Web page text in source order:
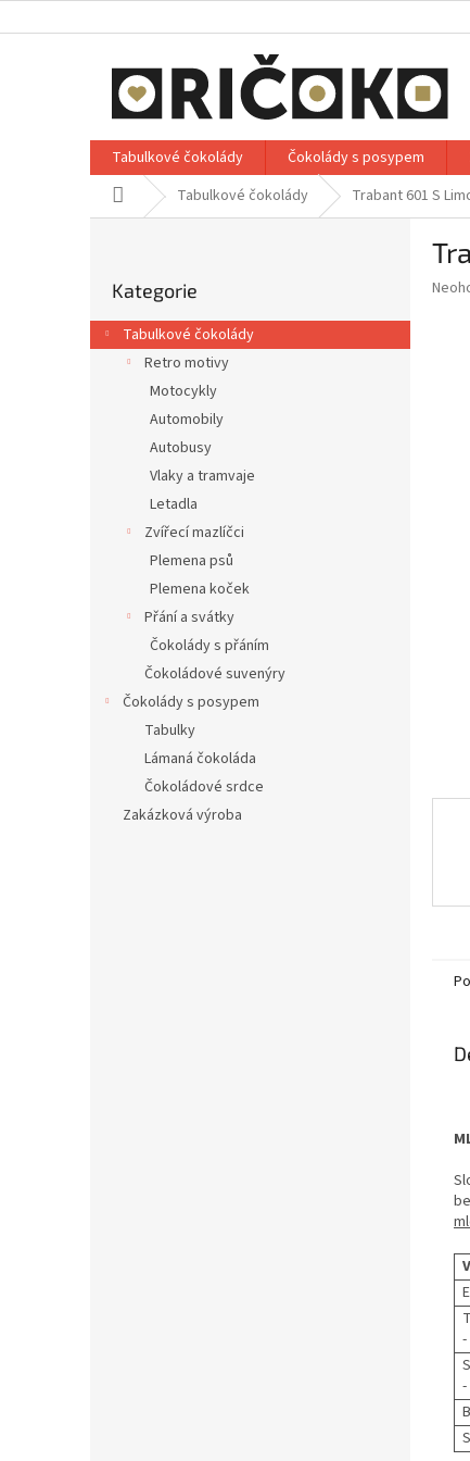
na
Tabulkové čokolády Čokolády s posypem
Domů Tabulkové čokolády Trabant 601 S
r
a
kategorie
Kategorie
Tabulkové čokolády
Retro motivy
Motocykly
Automobily
Autobusy
Vlaky a tramvaje
Letadla
Zvířecí mazlíčci
Plemena psů
Plemena koček
Přání a svátky
Čokolády s přáním
Čokoládové suvenýry
Čokolády s posypem
Tabulky
Lámaná čokoláda
Čokoládové srdce
Zakázková výroba